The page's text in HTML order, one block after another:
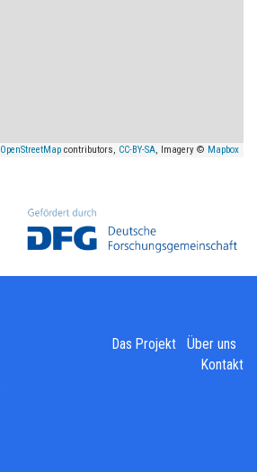
OpenStreetMap contributors, CC-BY-SA, Imagery © Mapbox
Das Projekt
Über uns
Kontakt